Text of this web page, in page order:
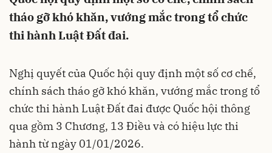
tháo gỡ khó khăn, vướng mắc trong tổ chức
thi hành Luật Đất đai.
Nghị quyết của Quốc hội quy định một số cơ chế,
chính sách tháo gỡ khó khăn, vướng mắc trong tổ
chức thi hành Luật Đất đai được Quốc hội thông
qua gồm 3 Chương, 13 Điều và có hiệu lực thi
hành từ ngày 01/01/2026.